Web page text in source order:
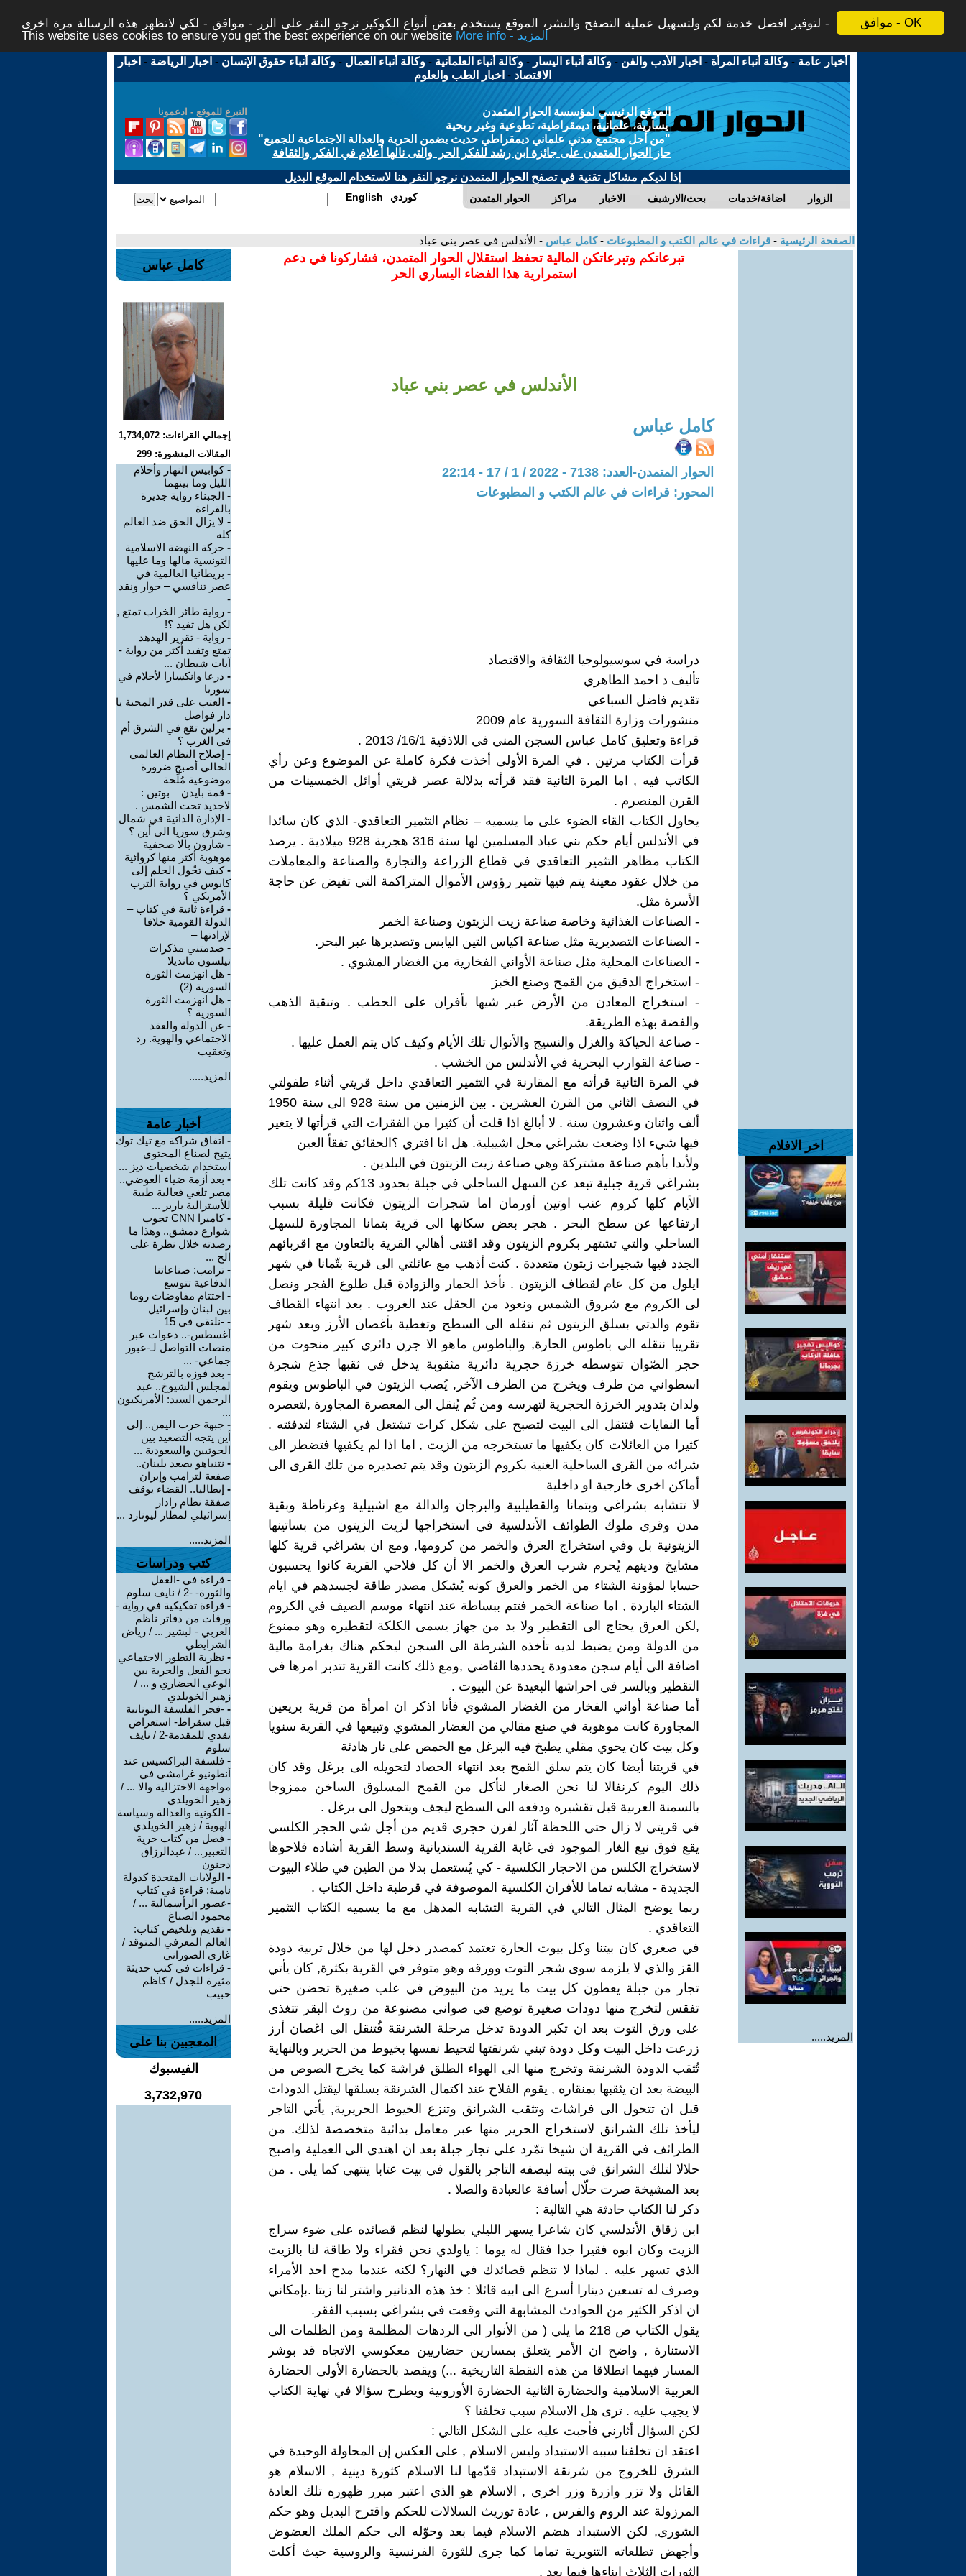
موافق - OK
لتوفير افضل خدمة لكم ولتسهيل عملية التصفح والنشر، الموقع يستخدم بعض أنواع الكوكيز نرجو النقر على الزر - موافق - لكي لاتظهر هذه الرسالة مرة اخرى -
This website uses cookies to ensure you get the best experience on our website
More info - المزيد
أخبار عامة -وكالة أنباء المرأة - اخبار الأدب والفن -وكالة أنباء اليسار -وكالة أنباء العلمانية -وكالة أنباء العمال -وكالة أنباء حقوق الإنسان - اخبار الرياضة - اخبار
الاقتصاد - اخبار الطب والعلوم
التبرع للموقع - ادعمونا
الموقع الرئيسي لمؤسسة الحوار المتمدن
يسارية، علمانية، ديمقراطية، تطوعية وغير ربحية
"من أجل مجتمع مدني علماني ديمقراطي حديث يضمن الحرية والعدالة الاجتماعية للجميع"
حاز الحوار المتمدن على جائزة ابن رشد للفكر الحر والتى نالها أعلام في الفكر والثقافة
إذا لديكم مشاكل تقنية في تصفح الحوار المتمدن نرجو النقر هنا لاستخدام الموقع البديل
الحوار المتمدن مراكز الاخبار بحث/الارشيف اضافة/خدمات الزوار English كوردي
الصفحة الرئيسية - قراءات في عالم الكتب و المطبوعات -كامل عباس - الأندلس في عصر بني عباد
اخر الافلام
المزيد.....
تبرعاتكم وتبرعاتكن المالية تحفظ استقلال الحوار المتمدن، فشاركونا في دعم
استمرارية هذا الفضاء اليساري الحر
الأندلس في عصر بني عباد
كامل عباس
الحوار المتمدن-العدد: 7138 - 2022 / 1 / 17 - 22:14
المحور: قراءات في عالم الكتب و المطبوعات
دراسة في سوسيولوجيا الثقافة والاقتصاد
تأليف د احمد الطاهري
تقديم فاضل السباعي
منشورات وزارة الثقافة السورية عام 2009
قراءة وتعليق كامل عباس السجن المني في اللاذقية 16/1/ 2013 .
قرأت الكتاب مرتين . في المرة الأولى أخذت فكرة كاملة عن الموضوع وعن رأي
الكاتب فيه , اما المرة الثانية فقد قرأته بدلالة عصر قريتي أوائل الخمسينات من
القرن المنصرم .
يحاول الكتاب القاء الضوء على ما يسميه – نظام التثمير التعاقدي- الذي كان سائدا
في الأندلس أيام حكم بني عباد المسلمين لها سنة 316 هجرية 928 ميلادية . يرصد
الكتاب مظاهر التثمير التعاقدي في قطاع الزراعة والتجارة والصناعة والمعاملات
من خلال عقود معينة يتم فيها تثمير رؤوس الأموال المتراكمة التي تفيض عن حاجة
الأسرة مثل.
- الصناعات الغذائية وخاصة صناعة زيت الزيتون وصناعة الخمر
- الصناعات التصديرية مثل صناعة اكياس التين اليابس وتصديرها عبر البحر.
- الصناعات المحلية مثل صناعة الأواني الفخارية من الغضار المشوي .
- استخراج الدقيق من القمح وصنع الخبز
- استخراج المعادن من الأرض عبر شيها بأفران على الحطب . وتنقية الذهب
والفضة بهذه الطريقة.
- صناعة الحياكة والغزل والنسيج والأنوال تلك الأيام وكيف كان يتم العمل عليها .
- صناعة القوارب البحرية في الأندلس من الخشب .
في المرة الثانية قرأته مع المقارنة في التثمير التعاقدي داخل قريتي أثناء طفولتي
في النصف الثاني من القرن العشرين . بين الزمنين من سنة 928 الى سنة 1950
ألف واثنان وعشرون سنة . لا أبالغ اذا قلت أن كثيرا من الفقرات التي قرأتها لا يتغير
فيها شيء اذا وضعت بشراغي محل اشيبلية. هل انا افتري ؟الحقائق تفقأ العين
ولأبدا بأهم صناعة مشتركة وهي صناعة زيت الزيتون في البلدين .
بشراغي قرية جبلية تبعد عن السهل الساحلي في جبلة بحدود 13كم وقد كانت تلك
الأيام كلها كروم عنب اوتين أورمان اما شجرات الزيتون فكانت قليلة بسبب
ارتفاعها عن سطح البحر . هجر بعض سكانها الى قرية بتمانا المجاورة للسهل
الساحلي والتي تشتهر بكروم الزيتون وقد اقتنى أهالي القرية بالتعاون مع اقربائهم
الجدد فيها شجيرات زيتون متعددة . كنت أذهب مع عائلتي الى قرية بتّمانا في شهر
ايلول من كل عام لقطاف الزيتون . نأخذ الحمار والزوادة قبل طلوع الفجر ونصل
لى الكروم مع شروق الشمس ونعود من الحقل عند الغروب . بعد انتهاء القطاف
تقوم والدتي بسلق الزيتون ثم ننقله الى السطح وتغطية بأغصان الأرز وبعد شهر
تقريبا ننقله الى باطوس الحارة, والباطوس ماهو الا جرن دائري كبير منحوت من
حجر الصّوان تتوسطه خرزة حجرية دائرية مثقوبة يدخل في ثقبها جذع شجرة
اسطواني من طرف ويخرج من الطرف الآخر, يُصب الزيتون في الباطوس ويقوم
ولدان بتدوير الخرزة الحجرية لتهرسه ومن ثُم يُنقل الى المعصرة المجاورة ,لتعصره
أما النفايات فتنقل الى البيت لتصبح على شكل كرات تشتعل في الشتاء لتدفئته .
كثيرا من العائلات كان يكفيها ما تستخرجه من الزيت , اما اذا لم يكفيها فتضطر الى
شرائه من القرى الساحلية الغنية بكروم الزيتون وقد يتم تصديره من تلك القرى الى
أماكن اخرى خارجية او داخلية
لا تتشابه بشراغي وبتمانا والقطيلبية والبرجان والدالة مع اشبيلية وغرناطة وبقية
مدن وقرى ملوك الطوائف الأندلسية في استخراجها لزيت الزيتون من بساتينها
الزيتونية بل وفي استخراج العرق والخمر من كرومها, ومع ان بشراغي قرية كلها
مشايخ ودينهم يُحرم شرب العرق والخمر الا أن كل فلاحي القرية كانوا يحسبون
حسابا لمؤونة الشتاء من الخمر والعرق كونه يُشكل مصدر طاقة لجسدهم في ايام
الشتاء الباردة , اما صناعة الخمر فتتم ببساطة عند انتهاء موسم الصيف في الكروم
,لكن العرق يحتاج الى التقطير ولا بد من جهاز يسمى الكلكة لتقطيره وهو ممنوع
من الدولة ومن يضبط لديه تأخذه الشرطة الى السجن ليحكم هناك بغرامة مالية
اضافة الى أيام سجن معدودة يحددها القاضي ,ومع ذلك كانت القرية تتدبر امرها في
التقطير وبالسر في احراشها البعيدة عن البيوت .
أما صناعة أواني الفخار من الغضار المشوي فأنا اذكر ان امرأة من قرية بريعين
المجاورة كانت موهوبة في صنع مقالي من الغضار المشوي وتبيعها في القرية سنويا
وكل بيت كان يحوي مقلي يطبخ فيه البرغل مع الحمص على نار هادئة
في قريتنا أيضا كان يتم سلق القمح بعد انتهاء الحصاد لتحويله الى برغل وقد كان
ذلك اليوم كرنفالا لنا نحن الصغار لنأكل من القمح المسلوق الساخن ممزوجا
بالسمنة العربية قبل تقشيره ودفعه الى السطح ليجف ويتحول الى برغل .
في قريتي لا زال حتى اللحظة آثار لفرن حجري قديم من أجل شي الحجر الكلسي
يقع فوق نبع الغار الموجود في غابة القرية السنديانية وسط القرية أشاده فلاحوها
لاستخراج الكلس من الاحجار الكلسية - كي يُستعمل بدلا من الطين في طلاء البيوت
الجديدة - مشابه تماما للأفران الكلسية الموصوفة في قرطبة داخل الكتاب .
ربما يوضح المثال التالي في القرية التشابه المذهل مع ما يسميه الكتاب التثمير
التعاقدي .
في صغري كان بيتنا وكل بيوت الحارة تعتمد كمصدر دخل لها من خلال تربية دودة
القز والذي لا يلزمه سوى شجر التوت وورقه وهو متوفر في القرية بكثرة, كان يأتي
تجار من جبلة يعطون كل بيت ما يريد من البيوض في علب صغيرة تحضن حتى
تفقس لتخرج منها دودات صغيرة توضع في صواني مصنوعة من روث البقر تتغذى
على ورق التوت بعد ان تكبر الدودة تدخل مرحلة الشرنقة فُتنقل الى اغصان أرز
زرعت داخل البيت وكل دودة تبني شرنقتها لتحيط نفسها بخيوط من الحرير وبالنهاية
تُثقب الدودة الشرنقة وتخرج منها الى الهواء الطلق فراشة كما يخرج الصوص من
البيضة بعد ان يثقبها بمنقاره , يقوم الفلاح عند اكتمال الشرنقة بسلقها ليقتل الدودات
قبل ان تتحول الى فراشات وتثقب الشرانق وتنزع الخيوط الحريرية, يأتي التاجر
ليأخذ تلك الشرانق لاستخراج الحرير منها عبر معامل بدائية متخصصة لذلك. من
الطرائف في القرية ان شيخا تمّرد على تجار جبلة بعد ان اهتدى الى العملية واصبح
حلالا لتلك الشرانق في بيته ليصفه التاجر بالقول في بيت عتابا ينتهي كما يلي . من
بعد المشيخة صرت حلّال أسافة عالعبادة والصلا .
ذكر لنا الكتاب حادثة هي التالية :
ابن زقاق الأندلسي كان شاعرا يسهر الليلي بطولها لنظم قصائده على ضوء سراج
الزيت وكان ابوه فقيرا جدا فقال له يوما : ياولدي نحن فقراء ولا طاقة لنا بالزيت
الذي تسهر عليه . لماذا لا تنظم قصائدك في النهار؟ لكنه عندما مدح احد الأمراء
وصرف له تسعين دينارا أسرع الى ابيه قائلا : خذ هذه الدنانير واشتر لنا زيتا .بإمكاني
ان اذكر الكثير من الحوادث المشابهة التي وقعت في بشراغي بسبب الفقر.
يقول الكتاب ص 218 ما يلي ( من الأنوار الى الردهات المظلمة ومن الظلمات الى
الاستنارة , واضح ان الأمر يتعلق بمسارين حضاريين معكوسي الاتجاه قد بوشر
المسار فيهما انطلاقا من هذه النقطة التاريخية ...) ويقصد بالحضارة الأولى الحضارة
العربية الاسلامية والحضارة الثانية الحضارة الأوروبية ويطرح سؤالا في نهاية الكتاب
لا يجيب عليه . ترى هل الاسلام سبب تخلفنا ؟
لكن السؤال أثارني فأجبت عليه على الشكل التالي :
اعتقد ان تخلفنا سببه الاستبداد وليس الاسلام , على العكس إن المحاولة الوحيدة في
الشرق للخروج من شرنقة الاستبداد قدّمها لنا الاسلام كثورة دينية , الاسلام هو
القائل ولا تزر وازرة وزر اخرى , الاسلام هو الذي اعتبر مبرر ظهوره تلك العادة
المرزولة عند الروم والفرس , عادة توريث السلالات للحكم واقترح البديل وهو حكم
الشورى, لكن الاستبداد هضم الاسلام فيما بعد وحوّله الى حكم الملك العضوض
وأجهض تطلعاته التنويرية تماما كما جرى للثورة الفرنسية والروسية حيث أكلت
الثورات الثلاث ابناءها فيما بعد ,
كامل عباس
إجمالي القراءات: 1,734,072
المقالات المنشورة: 299
-كوابيس النهار وأحلام
الليل وما بينهما
- الجبناء رواية جديرة
بالقراءة
- لا يزال الحق ضد العالم
كله
- حركة النهضة الاسلامية
التونسية مالها وما عليها
- بريطانيا العالمية في
عصر تنافسي – حوار ونقد
-
- رواية طائر الخراب تمتع ,
لكن هل تفيد ؟!
- رواية - تقرير الهدهد –
تمتع وتفيد أكثر من رواية -
آيات شيطان ...
- درعا وانكسارا لأحلام في
سوريا
- العتب على قدر المحبة يا
دار فواصل
- برلين تقع في الشرق أم
في الغرب ؟
- إصلاح النظام العالمي
الحالي أصبح ضرورة
موضوعية مُلِّحة
- قمة بايدن – بوتين :
لاجديد تحت الشمس .
- الإدارة الذاتية في شمال
وشرق سوريا الى أين ؟
- شارون بالا صحفية
موهوبة أكثر منها كروائية
-كيف تحّول الحلم إلى
كابوس في رواية الترب
الأمريكي ؟
- قراءة ثانية في كتاب –
الدولة القومية خلافا
لإرادتها –
- صدمتني مذكرات
نيلسون مانديلا
- هل انهزمت الثورة
السورية (2)
- هل انهزمت الثورة
السورية ؟
- عن الدولة والعقد
الاجتماعي والهوية. رد
وتعقيب
المزيد.....
أخبار عامة
- اتفاق شراكة مع تيك توك
يتيح لصناع المحتوى
استخدام شخصيات ديز ...
- بعد أزمة ضياء العوضي..
مصر تلغي فعالية طبية
للأسترالية باربر ...
-
كاميرا CNN تجوب
شوارع دمشق.. وهذا ما
رصدته خلال نظرة على
الح ...
- ترامب: صناعاتنا
الدفاعية تتوسع
- اختتام مفاوضات روما
بين لبنان وإسرائيل
-
-نلتقي في 15
أغسطس-.. دعوات عبر
منصات التواصل لـ-عبور
جماعي- ...
- بعد فوزه بالترشح
لمجلس الشيوخ.. عبد
الرحمن السيد: الأمريكيون
...
- جبهة حرب اليمن.. إلى
أين يتجه التصعيد بين
الحوثيين والسعودية ...
- نتنياهو يصعد بلبنان..
صفعة لترامب وإيران
- إيطاليا.. القضاء يوقف
صفقة نظام رادار
إسرائيلي لمطار ليونارد ...
المزيد.....
كتب ودراسات
- قراءة في -العقل
والثورة- -2 / نايف سلوم
- قراءة تفكيكية في رواية -
ورقات من دفاتر ناظم
العربي - لبشير ... / رياض
الشرايطي
- نظرية التطور الاجتماعي
نحو الفعل والحرية بين
الوعي الحضاري و ... /
زهير الخويلدي
- -فجر الفلسفة اليونانية
قبل سقراط- استعراض
نقدي للمقدمة-2 / نايف
سلوم
- فلسفة البراكسيس عند
أنطونيو غرامشي في
مواجهة الاختزالية والا ... /
زهير الخويلدي
- الكونية والعدالة وسياسة
الهوية / زهير الخويلدي
- فصل من كتاب حرية
التعبير... / عبدالرزاق
دحنون
- الولايات المتحدة كدولة
نامية: قراءة في كتاب
-عصور الرأسمالية ... /
محمود الصباغ
- تقديم وتلخيص كتاب:
العالم المعرفي المتوقد /
غازي الصوراني
- قراءات في كتب حديثة
مثيرة للجدل / كاظم
حبيب
المزيد.....
المعجبين بنا على
الفيسبوك
3,732,970